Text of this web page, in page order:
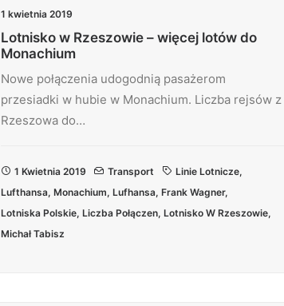
1 kwietnia 2019
Lotnisko w Rzeszowie – więcej lotów do
Monachium
Nowe połączenia udogodnią pasażerom
przesiadki w hubie w Monachium. Liczba rejsów z
Rzeszowa do…
1 Kwietnia 2019 Transport Linie Lotnicze,
Lufthansa, Monachium, Lufhansa, Frank Wagner,
Lotniska Polskie, Liczba Połączen, Lotnisko W Rzeszowie,
Michał Tabisz